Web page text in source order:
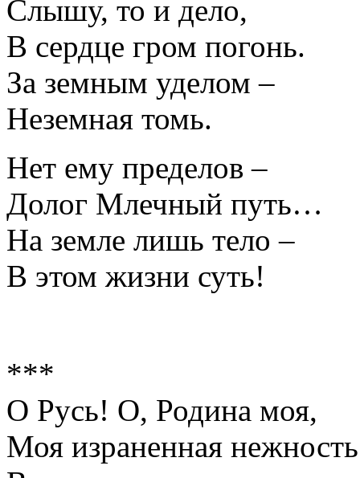
Слышу, то и дело,
В сердце гром погонь.
За земным уделом –
Неземная томь.
Нет ему пределов –
Долог Млечный путь…
На земле лишь тело –
В этом жизни суть!
***
О Русь! О, Родина моя,
Моя израненная